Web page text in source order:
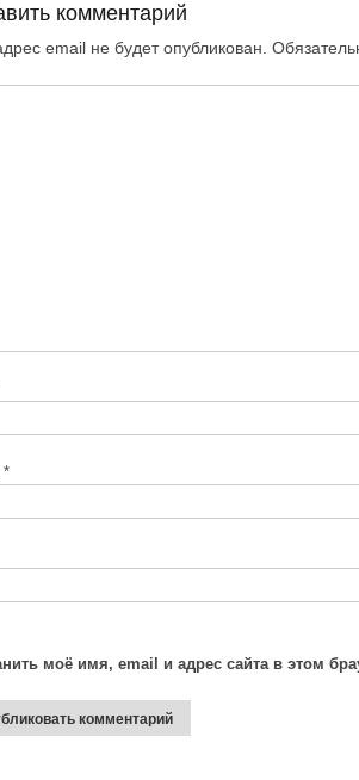
комментарий
email не будет опубликован.
*
моё имя, email и адрес сайта в этом